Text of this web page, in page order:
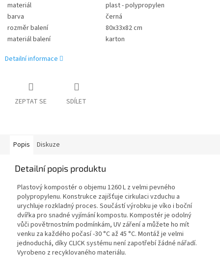
materiál
plast - polypropylen
barva
černá
rozměr balení
80x33x82 cm
materiál balení
karton
Detailní informace
ZEPTAT SE SDÍLET
Popis Diskuze
Detailní popis produktu
Plastový kompostér o objemu 1260 L z velmi pevného
polypropylenu. Konstrukce zajišťuje cirkulaci vzduchu a
urychluje rozkladný proces. Součástí výrobku je víko i boční
dvířka pro snadné vyjímání kompostu. Kompostér je odolný
vůči povětrnostním podmínkám, UV záření a můžete ho mít
venku za každého počasí -30 °C až 45 °C. Montáž je velmi
jednoduchá, díky CLICK systému není zapotřebí žádné nářadí.
Vyrobeno z recyklovaného materiálu.